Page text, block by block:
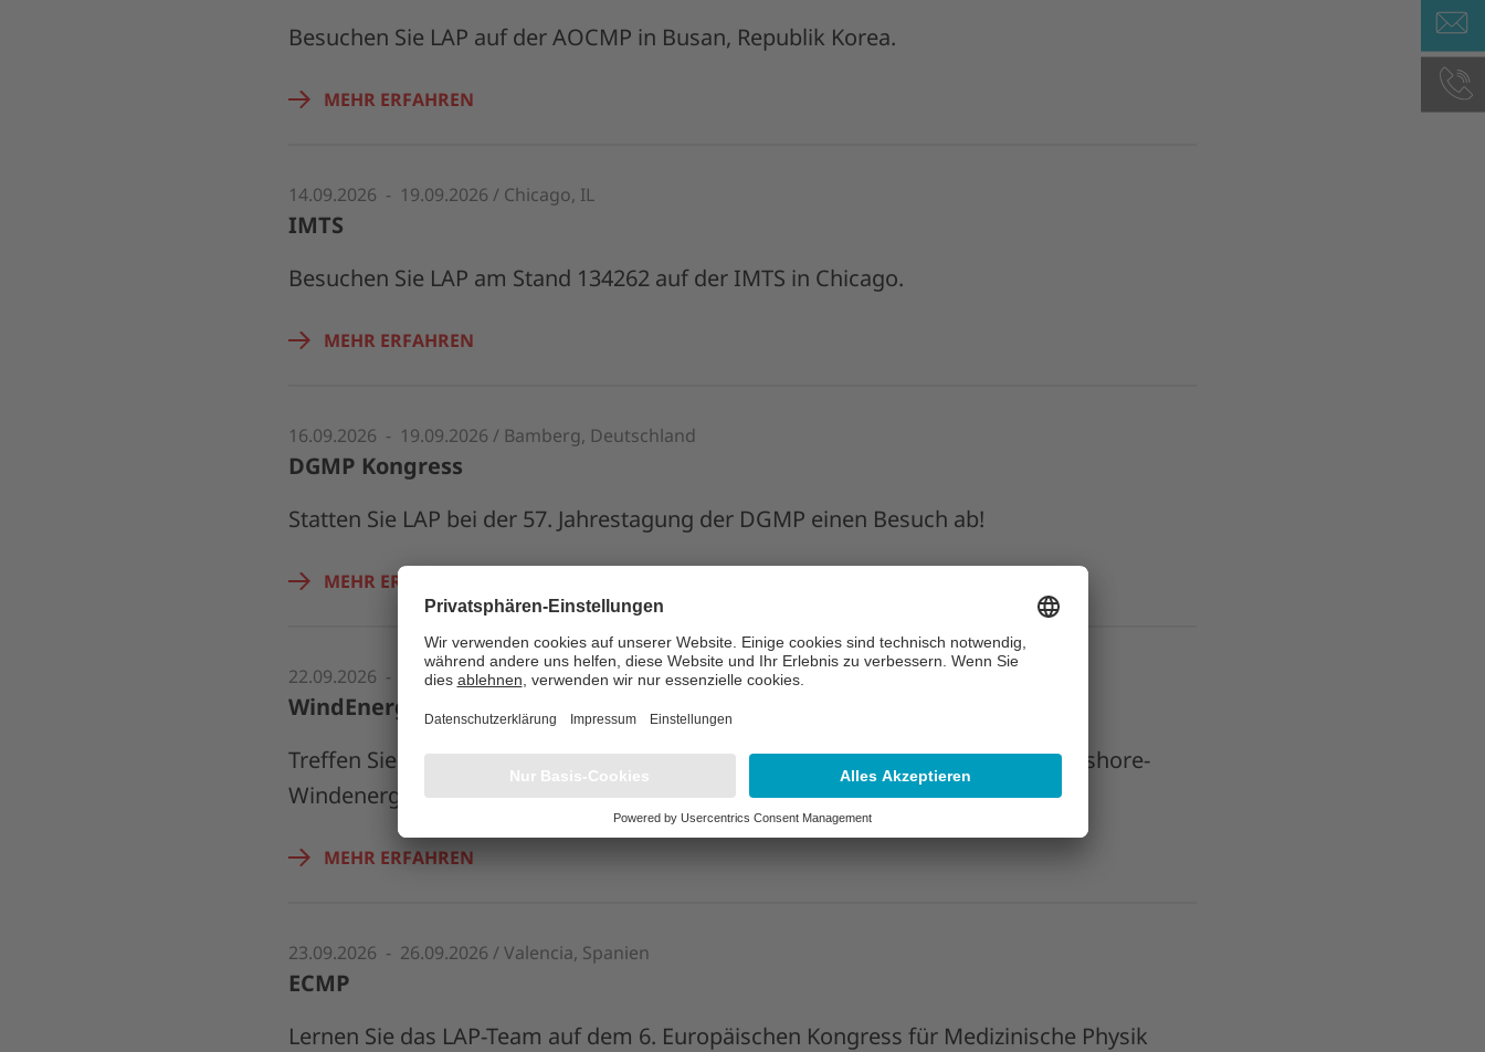
Besuchen Sie LAP auf der AOCMP in Busan, Republik Korea.
MEHR ERFAHREN
14.09.2026 - 19.09.2026 / Chicago, IL
IMTS
Besuchen Sie LAP am Stand 134262 auf der IMTS in Chicago.
MEHR ERFAHREN
16.09.2026 - 19.09.2026 / Bamberg, Deutschland
DGMP Kongress
Statten Sie LAP bei der 57. Jahrestagung der DGMP einen Besuch ab!
MEHR ERFAHREN
22.09.2026 - 25.09.2026 / Hamburg, Deutschland
WindEnergy Hamburg
Treffen Sie die Experten von LAP auf dem globalen Event für Onshore- und Offshore-
Windenergie am Stand A4.301.
MEHR ERFAHREN
23.09.2026 - 26.09.2026 / Valencia, Spanien
ECMP
Lernen Sie das LAP-Team auf dem 6. Europäischen Kongress für Medizinische Physik